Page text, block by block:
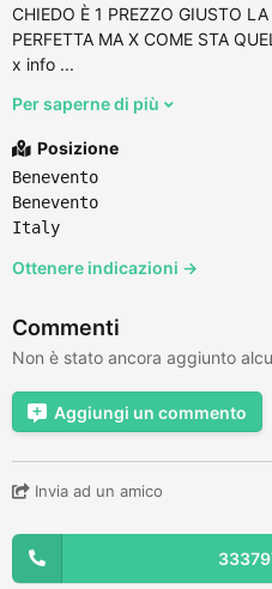
CHIEDO È 1 PREZZO GIUSTO
PERFETTA MA X COME STA
x info ...
Per saperne di più
Posizione
Benevento
Benevento
Italy
Ottenere indicazioni →
Commenti
Non è stato ancora aggiunto
Aggiungi un commento
Invia ad un amico